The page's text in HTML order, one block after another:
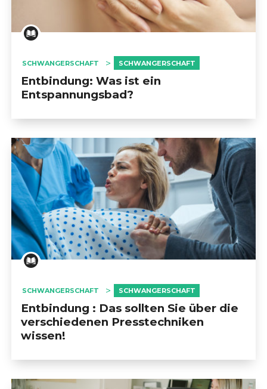
SCHWANGERSCHAFT SCHWANGERSCHAFT
Entbindung: Was ist ein
Entspannungsbad?
SCHWANGERSCHAFT SCHWANGERSCHAFT
Entbindung : Das sollten Sie über die
verschiedenen Presstechniken
wissen!